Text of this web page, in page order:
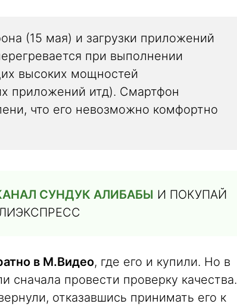
(15 мая) и загрузки приложений
при выполнении
высоких мощностей
приложений итд). Смартфон
что его невозможно комфортно
СУНДУК АЛИБАБЫ И ПОКУПАЙ
в М.Видео, где его и купили. Но в
сначала провести проверку качества.
отказавшись принимать его к